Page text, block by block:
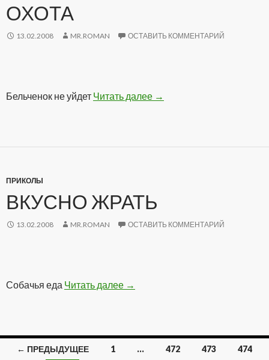
ОХОТА
13.02.2008 MR.ROMAN ОСТАВИТЬ КОММЕНТАРИЙ
Бельченок не уйдет Читать далее Охота
→
ПРИКОЛЫ
ВКУСНО ЖРАТЬ
13.02.2008 MR.ROMAN ОСТАВИТЬ КОММЕНТАРИЙ
Собачья еда Читать далее Вкусно жрать
→
← ПРЕДЫДУЩЕЕ 1 … 472 473 474